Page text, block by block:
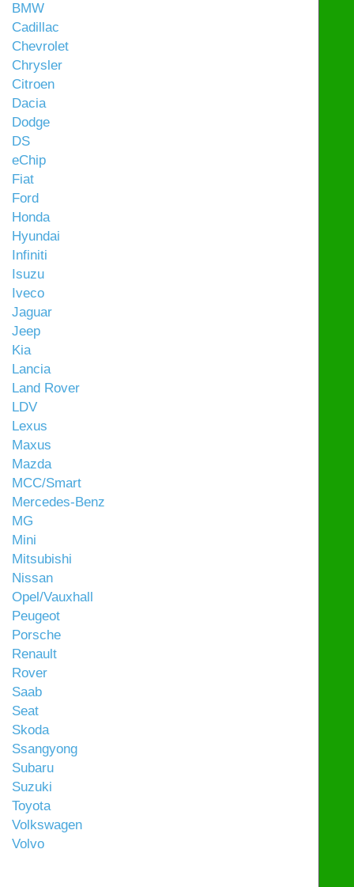
BMW
Cadillac
Chevrolet
Chrysler
Citroen
Dacia
Dodge
DS
eChip
Fiat
Ford
Honda
Hyundai
Infiniti
Isuzu
Iveco
Jaguar
Jeep
Kia
Lancia
Land Rover
LDV
Lexus
Maxus
Mazda
MCC/Smart
Mercedes-Benz
MG
Mini
Mitsubishi
Nissan
Opel/Vauxhall
Peugeot
Porsche
Renault
Rover
Saab
Seat
Skoda
Ssangyong
Subaru
Suzuki
Toyota
Volkswagen
Volvo